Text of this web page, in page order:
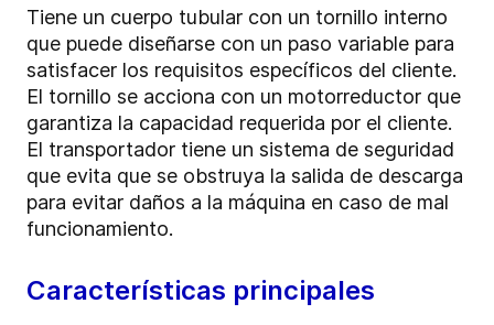
Tiene un cuerpo tubular con un tornillo interno
que puede diseñarse con un paso variable para
satisfacer los requisitos específicos del cliente.
El tornillo se acciona con un motorreductor que
garantiza la capacidad requerida por el cliente.
El transportador tiene un sistema de seguridad
que evita que se obstruya la salida de descarga
para evitar daños a la máquina en caso de mal
funcionamiento.
Características principales